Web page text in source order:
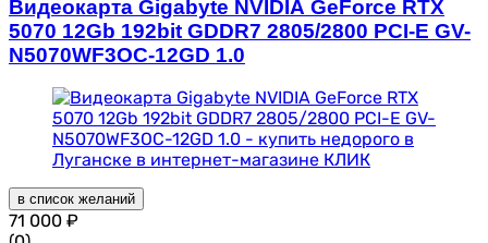
Видеокарта Gigabyte NVIDIA GeForce RTX
5070 12Gb 192bit GDDR7 2805/2800 PCI-E GV-
N5070WF3OC-12GD 1.0
в список желаний
71 000 ₽